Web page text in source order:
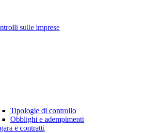
sulle imprese
Tipologie di controllo
Obblighi e adempimenti
e contratti